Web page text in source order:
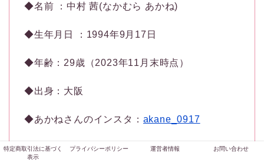
◆名前 ：中村 茜(なかむら あかね)
◆生年月日 ：1994年9月17日
◆年齢：29歳（2023年11月末時点）
◆出身：大阪
◆あかねさんのインスタ： akane_0917
◆あかねさんのX：@akane__d917
特定商取引法に基づく
表示
プライバシーポリシー 運営者情報 お問い合わせ